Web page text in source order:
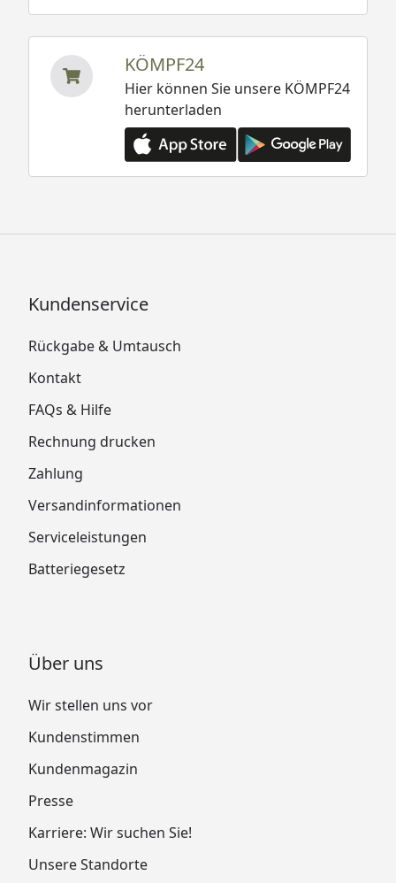
KÖMPF24
Hier können Sie unsere KÖMPF24
herunterladen
Kundenservice
Rückgabe & Umtausch
Kontakt
FAQs & Hilfe
Rechnung drucken
Zahlung
Versandinformationen
Serviceleistungen
Batteriegesetz
Über uns
Wir stellen uns vor
Kundenstimmen
Kundenmagazin
Presse
Karriere: Wir suchen Sie!
Unsere Standorte